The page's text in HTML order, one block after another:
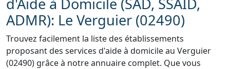
d'Aide à Domicile (SAD, SSAID,
ADMR): Le Verguier (02490)
Trouvez facilement la liste des établissements
proposant des services d'aide à domicile au Verguier
(02490) grâce à notre annuaire complet. Que vous